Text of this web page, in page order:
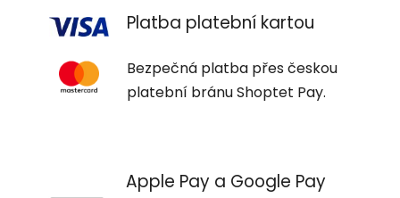
Platba platební kartou
Bezpečná platba přes českou
platební bránu Shoptet Pay.
Apple Pay a Google Pay